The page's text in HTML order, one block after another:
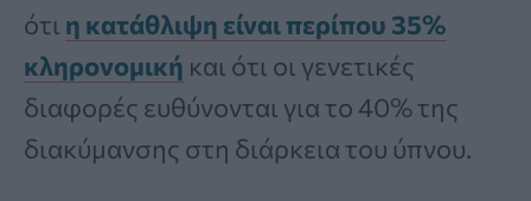
ότι η κατάθλιψη είναι περίπου 35%
κληρονομική και ότι οι γενετικές
διαφορές ευθύνονται για το 40% της
διακύμανσης στη διάρκεια του ύπνου.